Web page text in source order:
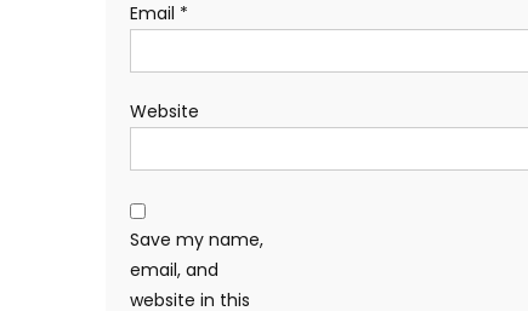
Email *
Website
Save my name,
email, and
website in this